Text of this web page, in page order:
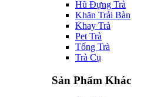
Hũ Đựng Trà
Khăn Trải Bàn
Khay Trà
Pet Trà
Tống Trà
Trà Cụ
Sản Phẩm Khác